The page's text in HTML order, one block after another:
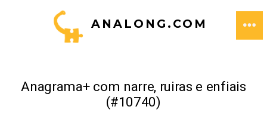
conteúdo
ANALONG.COM
Anagrama+ com narre, ruiras e enfiais
(#10740)